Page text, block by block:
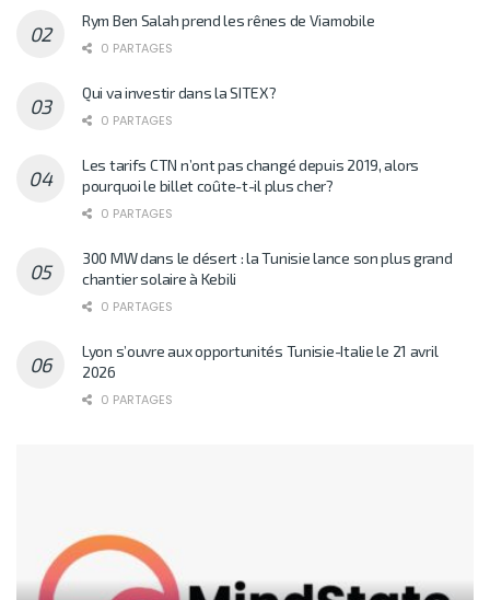
Rym Ben Salah prend les rênes de Viamobile
0 PARTAGES
Qui va investir dans la SITEX?
0 PARTAGES
Les tarifs CTN n’ont pas changé depuis 2019, alors
pourquoi le billet coûte-t-il plus cher?
0 PARTAGES
300 MW dans le désert : la Tunisie lance son plus grand
chantier solaire à Kebili
0 PARTAGES
Lyon s’ouvre aux opportunités Tunisie-Italie le 21 avril
2026
0 PARTAGES